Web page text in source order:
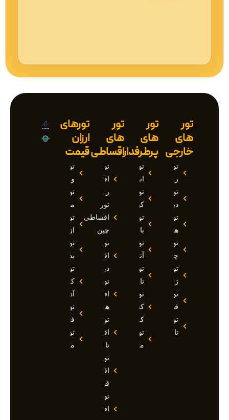
تور
های
خارجی
تور
روسیه
تور
دبی
تور
هند
تور
چین
تور
ژاپن
تور
قطر
تور
تاجیکستان
تور
های
پرطرفدار
تور
استانبول
تور
کیش
تور
بالی
تور
آنتالیا
تور
تایلند
تور
کشتی
کروز
تور
مالدیو
تور
های
اقساطی
تور
اقساطی
روسیه
تور
اقساطی
چین
تور
اقساطی
دبی
تور
اقساطی
هند
تور
اقساطی
تاجیکستان
تور
اقساطی
قطر
تور
اقساطی
تورهای
ارزان
قیمت
تور
وان
تور
مارماریس
تور
ازمیر
تور
بدروم
تور
کوش
آداسی
تور
فتحیه
تور
مالزی